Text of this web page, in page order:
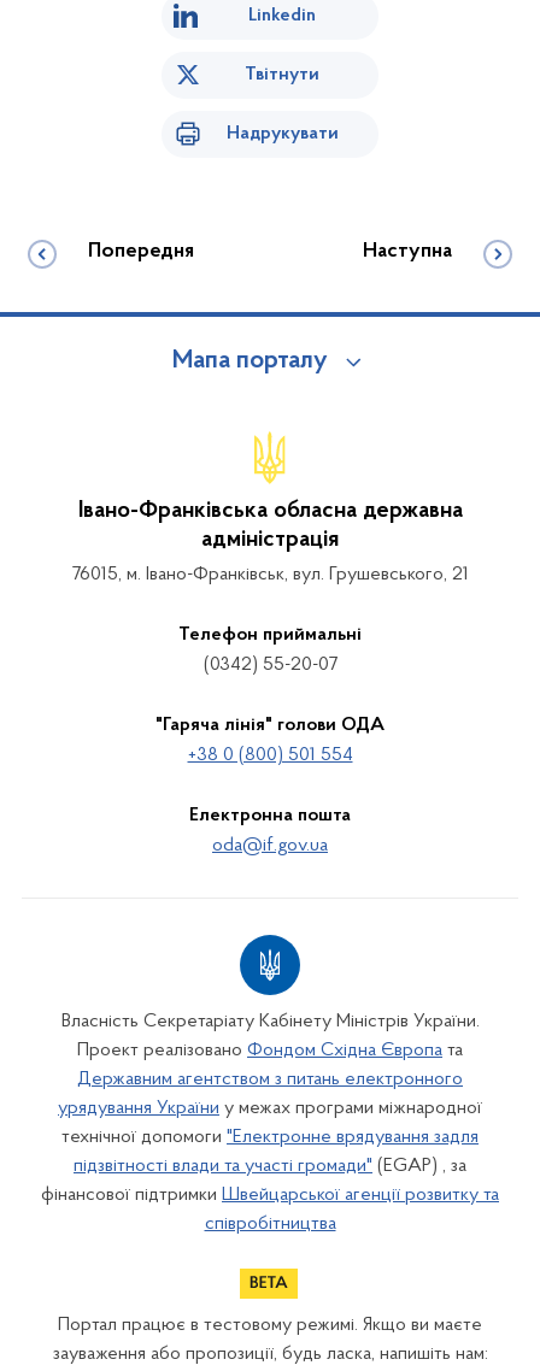
Linkedin
Твітнути
Надрукувати
Попередня Наступна
Мапа порталу
Івано-Франківська обласна державна
адміністрація
76015, м. Івано-Франківськ, вул. Грушевського, 21
Телефон приймальні
(0342) 55-20-07
"Гаряча лінія" голови ОДА
+38 0 (800) 501 554
Електронна пошта
oda@if.gov.ua
Власність Секретаріату Кабінету Міністрів України.
Проект реалізовано Фондом Східна Європа та
Державним агентством з питань електронного
урядування України у межах програми міжнародної
технічної допомоги "Електронне врядування задля
підзвітності влади та участі громади" (EGAP) , за
фінансової підтримки Швейцарської агенції розвитку та
співробітництва
Портал працює в тестовому режимі. Якщо ви маєте
зауваження або пропозиції, будь ласка, напишіть нам: